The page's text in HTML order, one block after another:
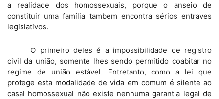
a realidade dos homossexuais, porque o anseio de
constituir uma família também encontra sérios entraves
legislativos.
O primeiro deles é a impossibilidade de registro
civil da união, somente lhes sendo permitido coabitar no
regime de união estável. Entretanto, como a lei que
protege esta modalidade de vida em comum é silente ao
casal homossexual não existe nenhuma garantia legal de